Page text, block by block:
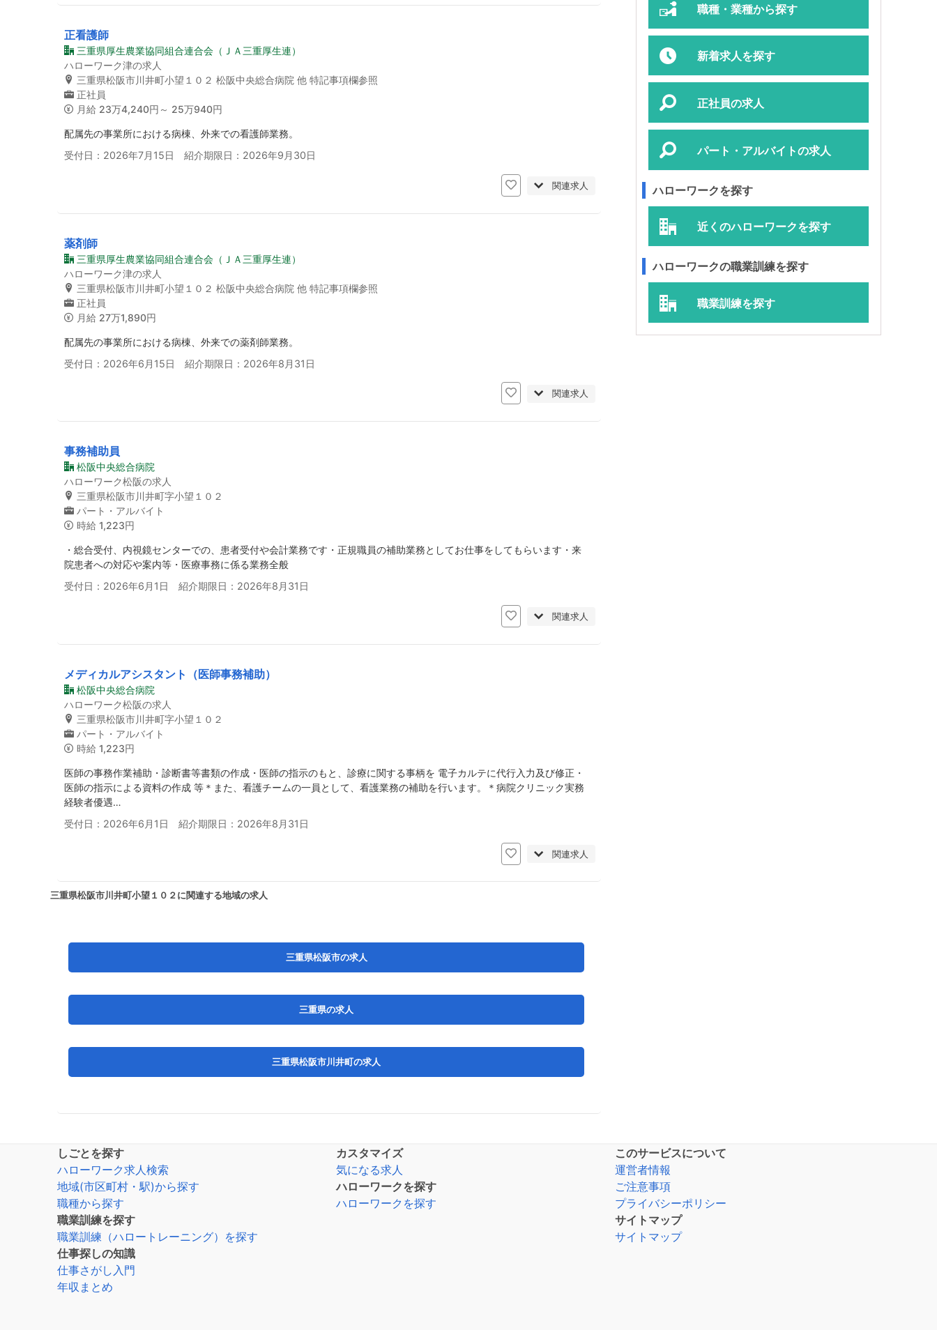
正看護師
三重県厚生農業協同組合連合会（ＪＡ三重厚生連）
ハローワーク津の求人
三重県松阪市川井町小望１０２ 松阪中央総合病院 他 特記事項欄参照
正社員
月給 23万4,240円～ 25万940円
配属先の事業所における病棟、外来での看護師業務。
受付日：2026年7月15日 紹介期限日：2026年9月30日
関連求人
薬剤師
三重県厚生農業協同組合連合会（ＪＡ三重厚生連）
ハローワーク津の求人
三重県松阪市川井町小望１０２ 松阪中央総合病院 他 特記事項欄参照
正社員
月給 27万1,890円
配属先の事業所における病棟、外来での薬剤師業務。
受付日：2026年6月15日 紹介期限日：2026年8月31日
関連求人
事務補助員
松阪中央総合病院
ハローワーク松阪の求人
三重県松阪市川井町字小望１０２
パート・アルバイト
時給 1,223円
・総合受付、内視鏡センターでの、患者受付や会計業務です・正規職員の補助業務としてお仕事をしてもらいます・来
院患者への対応や案内等・医療事務に係る業務全般
受付日：2026年6月1日 紹介期限日：2026年8月31日
関連求人
メディカルアシスタント（医師事務補助）
松阪中央総合病院
ハローワーク松阪の求人
三重県松阪市川井町字小望１０２
パート・アルバイト
時給 1,223円
医師の事務作業補助・診断書等書類の作成・医師の指示のもと、診療に関する事柄を 電子カルテに代行入力及び修正・
医師の指示による資料の作成 等＊また、看護チームの一員として、看護業務の補助を行います。＊病院クリニック実務
経験者優遇…
受付日：2026年6月1日 紹介期限日：2026年8月31日
関連求人
三重県松阪市川井町小望１０２に関連する地域の求人
三重県松阪市の求人
三重県の求人
三重県松阪市川井町の求人
職種・業種から探す
新着求人を探す
正社員の求人
パート・アルバイトの求人
ハローワークを探す
近くのハローワークを探す
ハローワークの職業訓練を探す
職業訓練を探す
しごとを探す
ハローワーク求人検索
地域(市区町村・駅)から探す
職種から探す
職業訓練を探す
職業訓練（ハロートレーニング）を探す
仕事探しの知識
仕事さがし入門
年収まとめ
カスタマイズ
気になる求人
ハローワークを探す
ハローワークを探す
このサービスについて
運営者情報
ご注意事項
プライバシーポリシー
サイトマップ
サイトマップ